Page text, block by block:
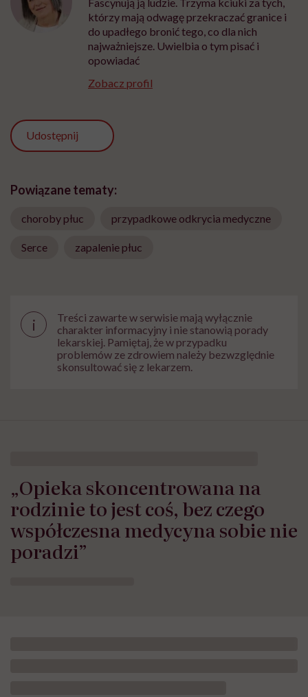
Fascynują ją ludzie. Trzyma kciuki za tych,
którzy mają odwagę przekraczać granice i
do upadłego bronić tego, co dla nich
najważniejsze. Uwielbia o tym pisać i
opowiadać
Zobacz profil
Udostępnij
Powiązane tematy:
choroby płuc przypadkowe odkrycia medyczne
Serce zapalenie płuc
i
Treści zawarte w serwisie mają wyłącznie
charakter informacyjny i nie stanowią porady
lekarskiej. Pamiętaj, że w przypadku
problemów ze zdrowiem należy bezwzględnie
skonsultować się z lekarzem.
„Opieka skoncentrowana na
rodzinie to jest coś, bez czego
współczesna medycyna sobie nie
poradzi”